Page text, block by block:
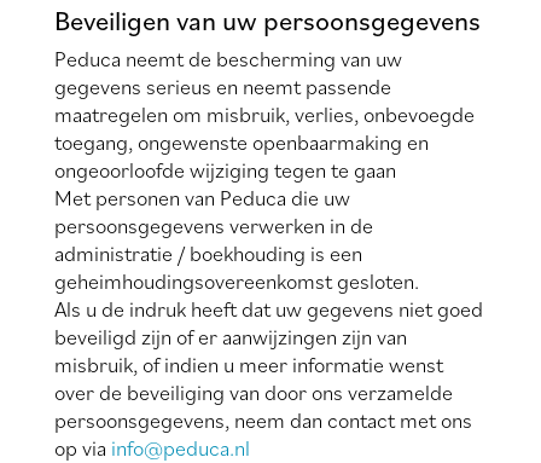
Beveiligen van uw persoonsgegevens
Peduca neemt de bescherming van uw
gegevens serieus en neemt passende
maatregelen om misbruik, verlies, onbevoegde
toegang, ongewenste openbaarmaking en
ongeoorloofde wijziging tegen te gaan
Met personen van Peduca die uw
persoonsgegevens verwerken in de
administratie / boekhouding is een
geheimhoudingsovereenkomst gesloten.
Als u de indruk heeft dat uw gegevens niet goed
beveiligd zijn of er aanwijzingen zijn van
misbruik, of indien u meer informatie wenst
over de beveiliging van door ons verzamelde
persoonsgegevens, neem dan contact met ons
op via info@peduca.nl